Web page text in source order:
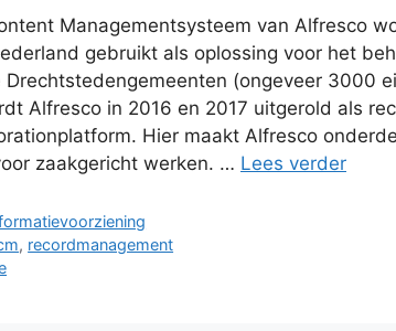
Managementsysteem van Alfresco
gebruikt als oplossing voor het
Drechtstedengemeenten (ongeveer 3000
Alfresco in 2016 en 2017 uitgerold als
Hier maakt Alfresco
zaakgericht werken. … Lees verder
, recordmanagement